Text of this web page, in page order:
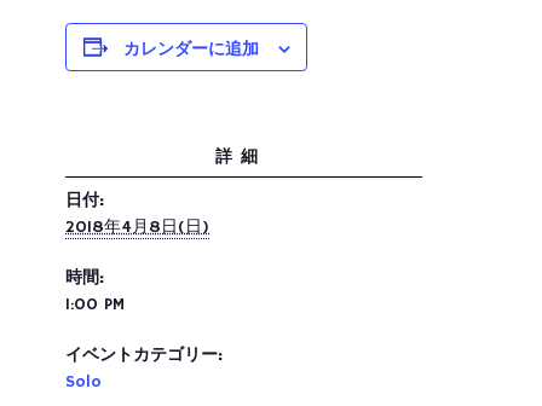
カレンダーに追加
詳細
日付:
2018年4月8日(日)
時間:
1:00 PM
イベントカテゴリー:
Solo